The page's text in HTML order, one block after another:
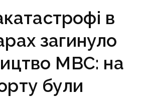
в
загинуло
МВС: на
були